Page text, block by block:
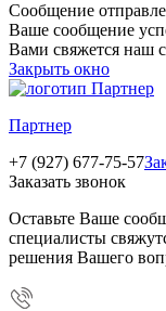
Сообщение
Ваше сообщение
Вами свяжется наш
Закрыть окно
Партнер
+7 (927) 677-75-57
Заказать звонок
Оставьте Ваше
специалисты
решения Вашего